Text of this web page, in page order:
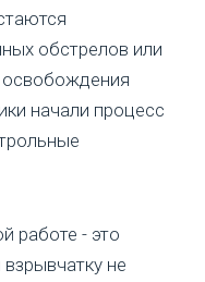
обстрелов или
освобождения
начали процесс
работе - это
не